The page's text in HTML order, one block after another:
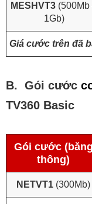
MESHVT3 (500Mb
1Gb)
Giá cước trên đã
B. Gói cước
TV360 Basic
Gói cước (băng
thông)
NETVT1 (300Mb)